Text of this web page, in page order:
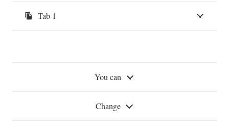
file_copy Tab 1
You can
Change